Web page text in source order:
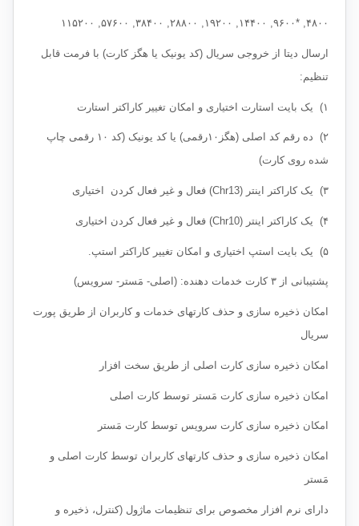
۴۸۰۰, *۹۶۰۰, ۱۴۴۰۰, ۱۹۲۰۰, ۲۸۸۰۰, ۳۸۴۰۰, ۵۷۶۰۰, ۱۱۵۲۰۰
ارسال دیتا از خروجی سریال (کد یونیک یا هگز کارت) با فرمت قابل
تنظیم:
۱) یک بایت استارت اختیاری و امکان تغییر کاراکتر استارت
۲) ده رقم کد اصلی (هگز۱۰رقمی) یا کد یونیک (کد ۱۰ رقمی چاپ
شده روی کارت)
۳) یک کاراکتر اینتر (Chr13) فعال و غیر فعال کردن اختیاری
۴) یک کاراکتر اینتر (Chr10) فعال و غیر فعال کردن اختیاری
۵) یک بایت استپ اختیاری و امکان تغییر کاراکتر استپ.
پشتیبانی از ۳ کارت خدمات دهنده: (اصلی- مَستر- سرویس)
امکان ذخیره سازی و حذف کارتهای خدمات و کاربران از طریق پورت
سریال
امکان ذخیره سازی کارت اصلی از طریق سخت افزار
امکان ذخیره سازی کارت مَستر توسط کارت اصلی
امکان ذخیره سازی کارت سرویس توسط کارت مَستر
امکان ذخیره سازی و حذف کارتهای کاربران توسط کارت اصلی و
مَستر
دارای نرم افزار مخصوص برای تنظیمات ماژول (کنترل، ذخیره و